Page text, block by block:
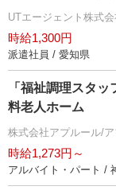
UTエージェント株式
時給1,300円
派遣社員 / 愛知県
「福祉調理スタ
料老人ホーム
株式会社アプルール/
時給1,273円～
アルバイト・パート /